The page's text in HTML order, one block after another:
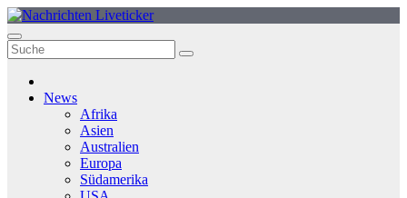
Zum
Inhalt
springen
News
Afrika
Asien
Australien
Europa
Südamerika